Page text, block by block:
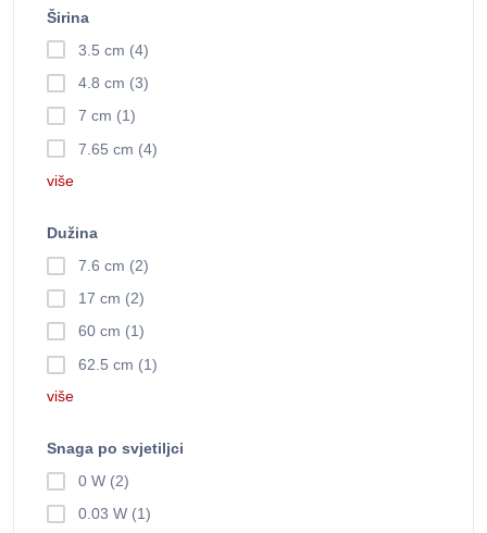
Širina
3.5 cm (4)
4.8 cm (3)
7 cm (1)
7.65 cm (4)
više
Dužina
7.6 cm (2)
17 cm (2)
60 cm (1)
62.5 cm (1)
više
Snaga po svjetiljci
0 W (2)
0.03 W (1)